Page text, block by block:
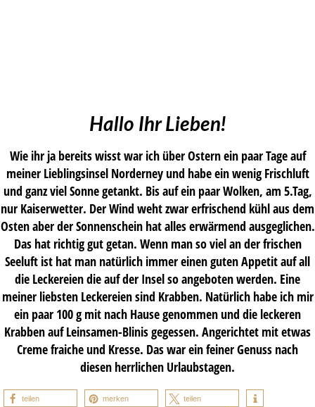
Hallo Ihr Lieben!
Wie ihr ja bereits wisst war ich über Ostern ein paar Tage auf
meiner Lieblingsinsel Norderney und habe ein wenig Frischluft
und ganz viel Sonne getankt. Bis auf ein paar Wolken, am 5.Tag,
nur Kaiserwetter. Der Wind weht zwar erfrischend kühl aus dem
Osten aber der Sonnenschein hat alles erwärmend ausgeglichen.
Das hat richtig gut getan. Wenn man so viel an der frischen
Seeluft ist hat man natürlich immer einen guten Appetit auf all
die Leckereien die auf der Insel so angeboten werden. Eine
meiner liebsten Leckereien sind Krabben. Natürlich habe ich mir
ein paar 100 g mit nach Hause genommen und die leckeren
Krabben auf Leinsamen-Blinis gegessen. Angerichtet mit etwas
Creme fraiche und Kresse. Das war ein feiner Genuss nach
diesen herrlichen Urlaubstagen.
teilen merken teilen